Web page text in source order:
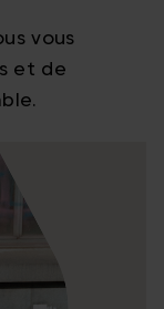
vous
et de